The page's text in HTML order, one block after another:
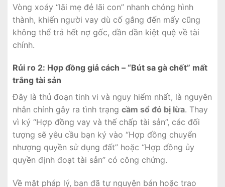
Vòng xoáy “lãi mẹ đẻ lãi con” nhanh chóng hình
thành, khiến người vay dù cố gắng đến mấy cũng
không thể trả hết nợ gốc, dần dần kiệt quệ về tài
chính.
Rủi ro 2: Hợp đồng giả cách – “Bút sa gà chết” mất
trắng tài sản
Đây là thủ đoạn tinh vi và nguy hiểm nhất, là nguyên
nhân chính gây ra tình trạng cầm sổ đỏ bị lừa. Thay
vì ký “Hợp đồng vay và thế chấp tài sản”, các đối
tượng sẽ yêu cầu bạn ký vào “Hợp đồng chuyển
nhượng quyền sử dụng đất” hoặc “Hợp đồng ủy
quyền định đoạt tài sản” có công chứng.
Về mặt pháp lý, bạn đã tự nguyện bán hoặc trao